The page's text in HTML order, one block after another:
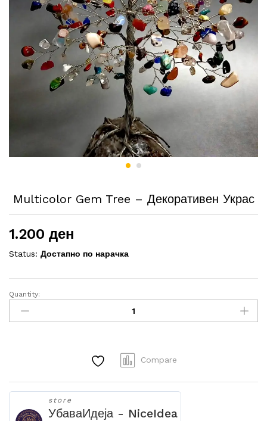
Multicolor Gem Tree – Декоративен Украс
1.200 ден
Status: Достапно по нарачка
Multicolor
Gem
Tree
Quantity:
Compare
store
УбаваИдеја - NiceIdea